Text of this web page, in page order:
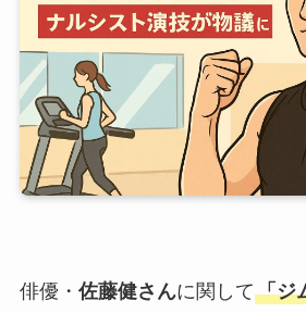
俳優・ 佐藤健さんに関して「ジ